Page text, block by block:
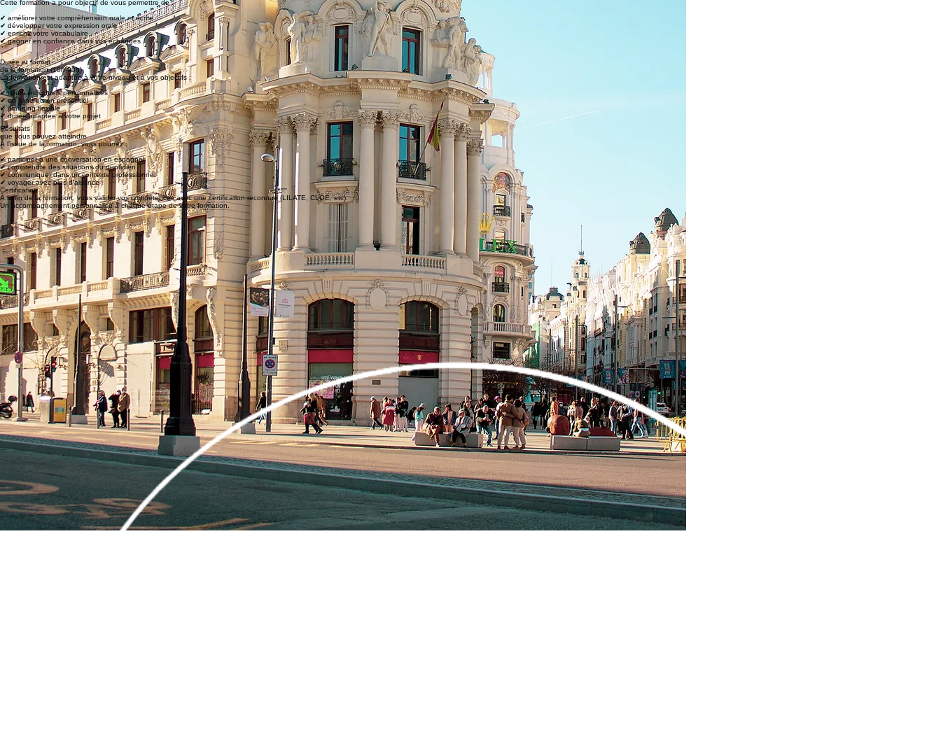
de la formation
Cette formation a pour objectif de vous permettre de:
✔ améliorer votre compréhension orale et écrite
✔ développer votre expression orale
✔ enrichir votre vocabulaire
✔ gagner en confiance dans vos échanges
Durée et format
de la formation (10h-90h)
La formation est adaptée à votre niveau et à vos objectifs :
✔cours individuels personnalisés
✔ en ligne ou en présentiel
✔ planning flexible
✔ durée adaptée à votre projet
Résultats
que vous pouvez atteindre
À l’issue de la formation, vous pourrez :
✔ participer à une conversation en espagnol
✔ comprendre des situations du quotidien
✔ communiquer dans un contexte professionnel
✔ voyager avec plus d’aisance
Certification
À la fin de la formation, vous valider vos compétences avec une certification reconnue (LILATE, CLOE, etc).
Un accompagnement personnalisé à chaque étape de votre formation.